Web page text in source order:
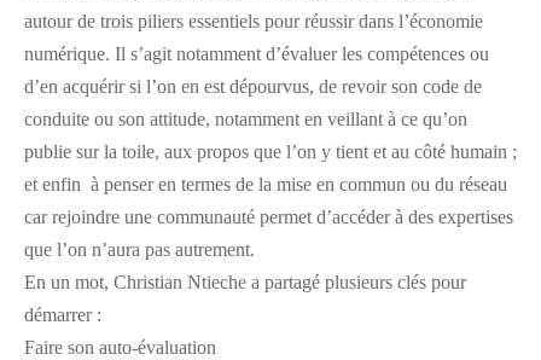
autour de trois piliers essentiels pour réussir dans l’économie
numérique. Il s’agit notamment d’évaluer les compétences ou
d’en acquérir si l’on en est dépourvus, de revoir son code de
conduite ou son attitude, notamment en veillant à ce qu’on
publie sur la toile, aux propos que l’on y tient et au côté humain ;
et enfin à penser en termes de la mise en commun ou du réseau
car rejoindre une communauté permet d’accéder à des expertises
que l’on n’aura pas autrement.
En un mot, Christian Ntieche a partagé plusieurs clés pour
démarrer :
Faire son auto-évaluation